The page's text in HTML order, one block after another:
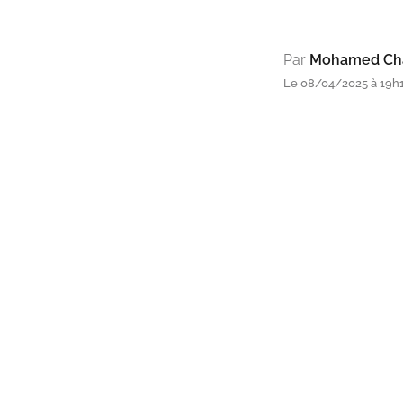
Par Mohamed
Le 08/04/2025 à